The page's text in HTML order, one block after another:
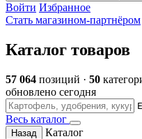
Войти Избранное
Стать магазином-партнёром
Каталог товаров
57 064 позиций · 50
обновлено сегодня
Весь каталог
Назад
Каталог